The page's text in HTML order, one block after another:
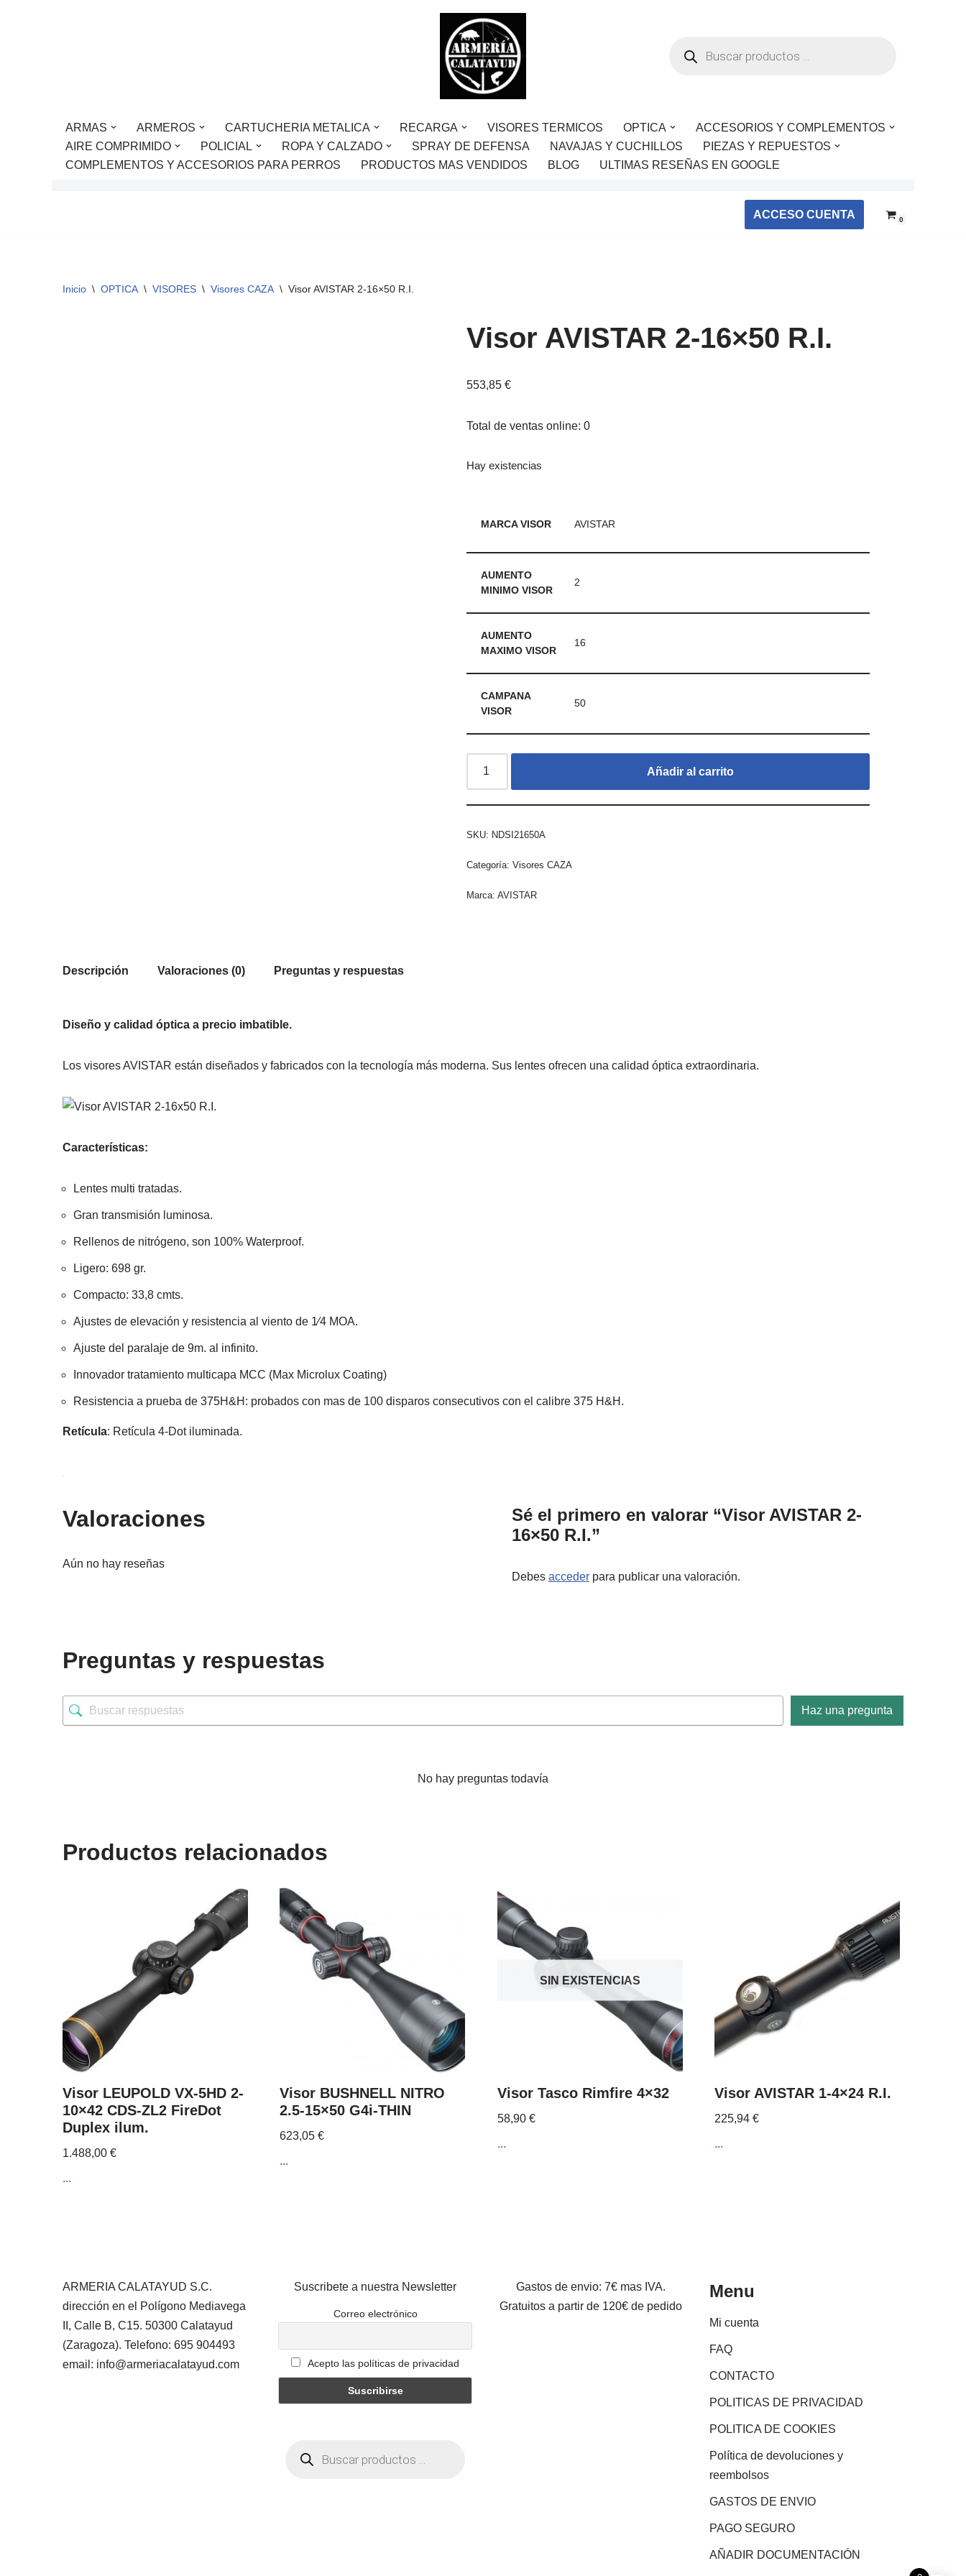
ARMAS ARMEROS CARTUCHERIA METALICA RECARGA VISORES TERMICOS OPTICA
ACCESORIOS Y COMPLEMENTOS
AIRE COMPRIMIDO
POLICIAL ROPA Y CALZADO SPRAY DE DEFENSA NAVAJAS Y CUCHILLOS
PIEZAS Y REPUESTOS
COMPLEMENTOS Y ACCESORIOS PARA PERROS
PRODUCTOS MAS VENDIDOS BLOG ULTIMAS RESEÑAS EN GOOGLE
ACCESO CUENTA 0
Inicio \ OPTICA \ VISORES \ Visores CAZA \ Visor AVISTAR 2-16×50 R.I.
Visor AVISTAR 2-16×50 R.I.
553,85 €
Total de ventas online: 0
Hay existencias
MARCA VISOR AVISTAR
AUMENTO
MINIMO VISOR
2
AUMENTO
MAXIMO VISOR
16
CAMPANA
VISOR
50
Añadir al carrito
SKU: NDSI21650A
Categoría: Visores CAZA
Marca: AVISTAR
Descripción Valoraciones (0) Preguntas y respuestas
Diseño y calidad óptica a precio imbatible.
Los visores AVISTAR están diseñados y fabricados con la tecnología más moderna. Sus lentes ofrecen una calidad óptica extraordinaria.
Características:
Lentes multi tratadas.
Gran transmisión luminosa.
Rellenos de nitrógeno, son 100% Waterproof.
Ligero: 698 gr.
Compacto: 33,8 cmts.
Ajustes de elevación y resistencia al viento de 1⁄4 MOA.
Ajuste del paralaje de 9m. al infinito.
Innovador tratamiento multicapa MCC (Max Microlux Coating)
Resistencia a prueba de 375H&H: probados con mas de 100 disparos consecutivos con el calibre 375 H&H.
Retícula: Retícula 4-Dot iluminada.
Valoraciones
Aún no hay reseñas
Sé el primero en valorar “Visor AVISTAR 2-
16×50 R.I.”
Debes acceder para publicar una valoración.
Preguntas y respuestas
Haz una pregunta
No hay preguntas todavía
Productos relacionados
Visor LEUPOLD VX-5HD 2-
10×42 CDS-ZL2 FireDot
Duplex ilum.
1.488,00 €
...
Visor BUSHNELL NITRO
2.5-15×50 G4i-THIN
623,05€
...
SIN EXISTENCIAS
Visor Tasco Rimfire 4×32
58,90 €
...
Visor AVISTAR 1-4×24 R.I.
225,94€
...
ARMERIA CALATAYUD S.C.
dirección en el Polígono Mediavega
II, Calle B, C15. 50300 Calatayud
(Zaragoza). Telefono: 695 904493
email: info@armeriacalatayud.com
Suscribete a nuestra Newsletter
Correo electrónico
Acepto las políticas de privacidad
Gastos de envio: 7€ mas IVA.
Gratuitos a partir de 120€ de pedido
Menu
Mi cuenta
FAQ
CONTACTO
POLITICAS DE PRIVACIDAD
POLITICA DE COOKIES
Política de devoluciones y
reembolsos
GASTOS DE ENVIO
PAGO SEGURO
AÑADIR DOCUMENTACIÓN